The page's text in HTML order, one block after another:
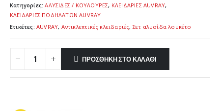
Κατηγορίες:ΑΛΥΣΙΔΕΣ / ΚΟΥΛΟΥΡΕΣ, ΚΛΕΙΔΑΡΙΕΣ AUVRAY,
ΚΛΕΙΔΑΡΙΕΣ ΠΟΔΗΛΑΤΩΝ AUVRAY
Ετικέτες: AUVRAY, Αντικλεπτικές κλειδαριές, Σετ αλυσίδα λουκέτο
ΠΡΟΣΘΉΚΗ ΣΤΟ ΚΑΛΆΘΙ